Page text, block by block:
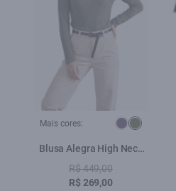
Mais cores:
Blusa Alegra High Neck
Verde Oliva
R$ 449,00
R$ 269,00